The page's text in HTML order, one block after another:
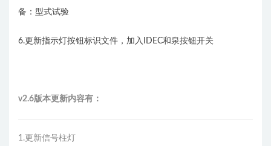
备：型式试验
6.更新指示灯按钮标识文件，加入IDEC和泉按钮开关
v2.6版本更新内容有：
1.更新信号柱灯